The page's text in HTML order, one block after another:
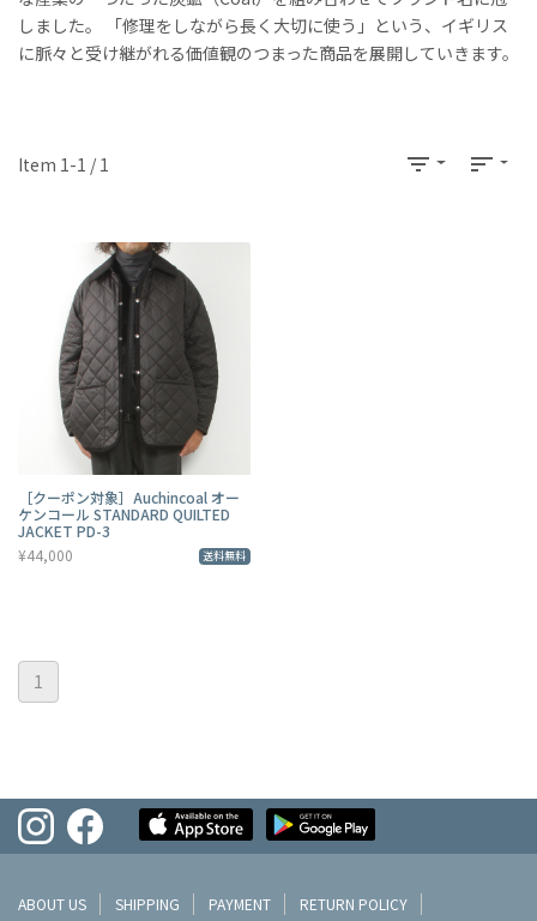
しました。 「修理をしながら長く大切に使う」という、イギリス
に脈々と受け継がれる価値観のつまった商品を展開していきます。
Item 1-1 / 1 filter_list sort
［クーポン対象］Auchincoal オー
ケンコール STANDARD QUILTED
JACKET PD-3
¥44,000
送料無料
1
ABOUT US SHIPPING PAYMENT RETURN POLICY